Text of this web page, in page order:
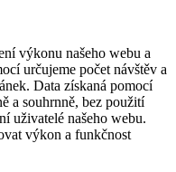
výkonu našeho webu a
určujeme počet návštěv a
Data získaná pomocí
a souhrnně, bez použití
uživatelé našeho webu.
výkon a funkčnost